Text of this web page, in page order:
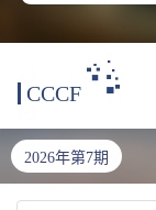
CCCF
2026年第7期